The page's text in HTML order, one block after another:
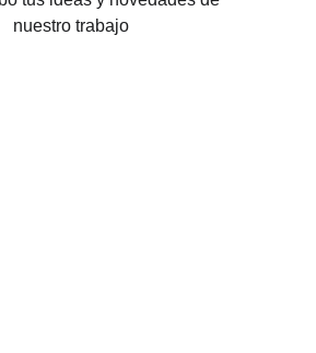
nuestro trabajo